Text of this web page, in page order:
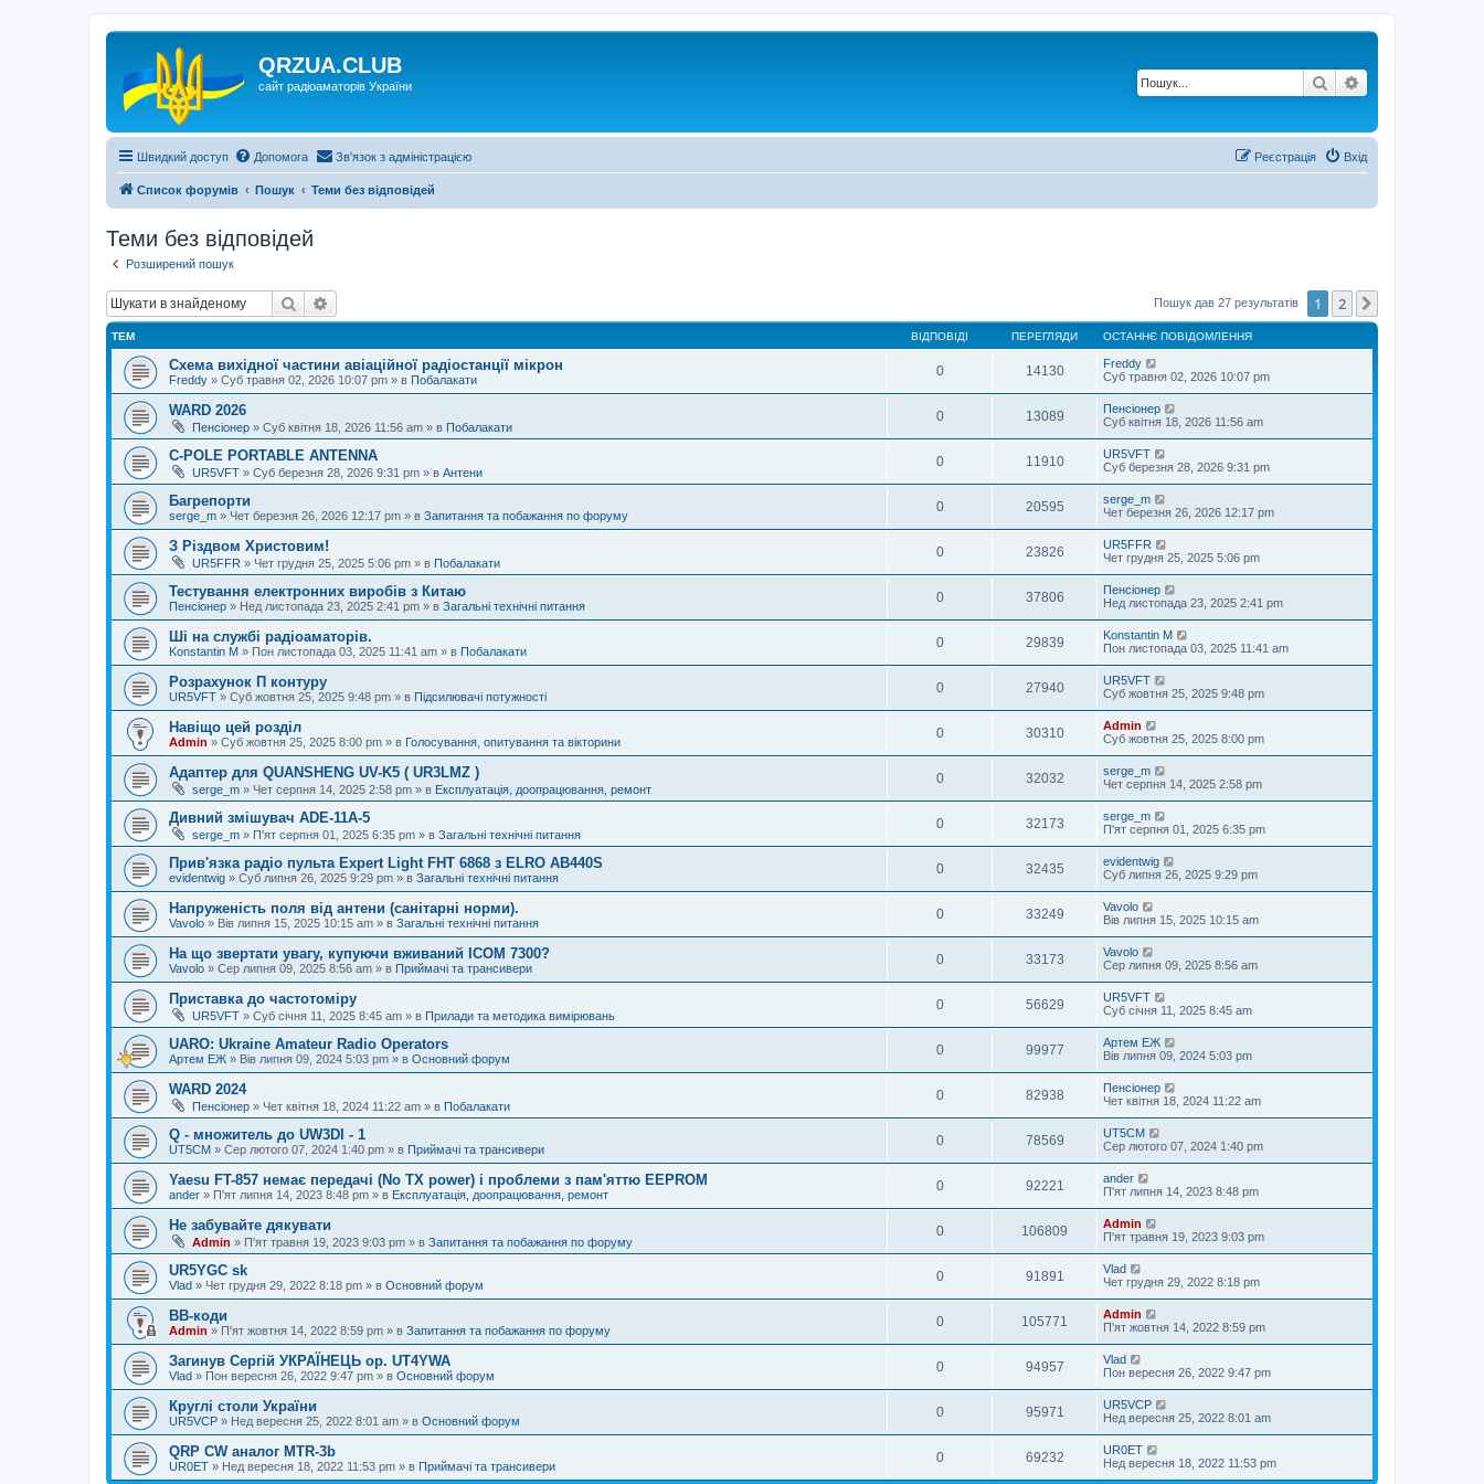
QRZUA.CLUB
сайт радіоаматорів України Пошук
Швидкий доступ Допомога Зв'язок з адміністрацією Вхід
Реєстрація
Список форумів Пошук Теми без відповідей
Теми без відповідей
Розширений пошук
Пошук Пошук дав 27 результатів 1 2
ТЕМ ВІДПОВІДІ ПЕРЕГЛЯДИ ОСТАННЄ ПОВІДОМЛЕННЯ
Схема вихідної частини авіаційної радіостанції мікрон
Freddy » Суб травня 02, 2026 10:07 pm » в Побалакати
0 14130
Freddy
Суб травня 02, 2026 10:07 pm
WARD 2026
Пенсіонер » Суб квітня 18, 2026 11:56 am » в Побалакати
0 13089
Пенсіонер
Суб квітня 18, 2026 11:56 am
C-POLE PORTABLE ANTENNA
UR5VFT » Суб березня 28, 2026 9:31 pm » в Антени
0 11910
UR5VFT
Суб березня 28, 2026 9:31 pm
Багрепорти
serge_m » Чет березня 26, 2026 12:17 pm » в Запитання та побажання по форуму
0 20595
serge_m
Чет березня 26, 2026 12:17 pm
З Різдвом Христовим!
UR5FFR » Чет грудня 25, 2025 5:06 pm » в Побалакати
0 23826
UR5FFR
Чет грудня 25, 2025 5:06 pm
Тестування електронних виробів з Китаю
Пенсіонер » Нед листопада 23, 2025 2:41 pm » в Загальні технічні питання
0 37806
Пенсіонер
Нед листопада 23, 2025 2:41 pm
Ші на службі радіоаматорів.
Konstantin M » Пон листопада 03, 2025 11:41 am » в Побалакати
0 29839
Konstantin M
Пон листопада 03, 2025 11:41 am
Розрахунок П контуру
UR5VFT » Суб жовтня 25, 2025 9:48 pm » в Підсилювачі потужності
0 27940
UR5VFT
Суб жовтня 25, 2025 9:48 pm
Навіщо цей розділ
Admin » Суб жовтня 25, 2025 8:00 pm » в Голосування, опитування та вікторини
0 30310
Admin
Суб жовтня 25, 2025 8:00 pm
Адаптер для QUANSHENG UV-K5 ( UR3LMZ )
serge_m » Чет серпня 14, 2025 2:58 pm » в Експлуатація, доопрацювання, ремонт
0 32032
serge_m
Чет серпня 14, 2025 2:58 pm
Дивний змішувач ADE-11A-5
serge_m » П'ят серпня 01, 2025 6:35 pm » в Загальні технічні питання
0 32173
serge_m
П'ят серпня 01, 2025 6:35 pm
Прив'язка радіо пульта Expert Light FHT 6868 з ELRO AB440S
evidentwig » Суб липня 26, 2025 9:29 pm » в Загальні технічні питання
0 32435
evidentwig
Суб липня 26, 2025 9:29 pm
Напруженість поля від антени (санітарні норми).
Vavolo » Вів липня 15, 2025 10:15 am » в Загальні технічні питання
0 33249
Vavolo
Вів липня 15, 2025 10:15 am
На що звертати увагу, купуючи вживаний ICOM 7300?
Vavolo » Сер липня 09, 2025 8:56 am » в Приймачі та трансивери
0 33173
Vavolo
Сер липня 09, 2025 8:56 am
Приставка до частотоміру
UR5VFT » Суб січня 11, 2025 8:45 am » в Прилади та методика вимірювань
0 56629
UR5VFT
Суб січня 11, 2025 8:45 am
UARO: Ukraine Аmateur Radio Operators
Артем ЕЖ » Вів липня 09, 2024 5:03 pm » в Основний форум
0 99977
Артем ЕЖ
Вів липня 09, 2024 5:03 pm
WARD 2024
Пенсіонер » Чет квітня 18, 2024 11:22 am » в Побалакати
0 82938
Пенсіонер
Чет квітня 18, 2024 11:22 am
Q - множитель до UW3DI - 1
UT5CM » Сер лютого 07, 2024 1:40 pm » в Приймачі та трансивери
0 78569
UT5CM
Сер лютого 07, 2024 1:40 pm
Yaesu FT-857 немає передачі (No TX power) і проблеми з пам'яттю EEPROM
ander » П'ят липня 14, 2023 8:48 pm » в Експлуатація, доопрацювання, ремонт
0 92221
ander
П'ят липня 14, 2023 8:48 pm
Не забувайте дякувати
Admin » П'ят травня 19, 2023 9:03 pm » в Запитання та побажання по форуму
0 106809
Admin
П'ят травня 19, 2023 9:03 pm
UR5YGC sk
Vlad » Чет грудня 29, 2022 8:18 pm » в Основний форум
0 91891
Vlad
Чет грудня 29, 2022 8:18 pm
BB-коди
Admin » П'ят жовтня 14, 2022 8:59 pm » в Запитання та побажання по форуму
0 105771
Admin
П'ят жовтня 14, 2022 8:59 pm
Загинув Сергій УКРАЇНЕЦЬ op. UT4YWA
Vlad » Пон вересня 26, 2022 9:47 pm » в Основний форум
0 94957
Vlad
Пон вересня 26, 2022 9:47 pm
Круглі столи України
UR5VCP » Нед вересня 25, 2022 8:01 am » в Основний форум
0 95971
UR5VCP
Нед вересня 25, 2022 8:01 am
QRP CW аналог MTR-3b
UR0ET » Нед вересня 18, 2022 11:53 pm » в Приймачі та трансивери
0 69232
UR0ET
Нед вересня 18, 2022 11:53 pm